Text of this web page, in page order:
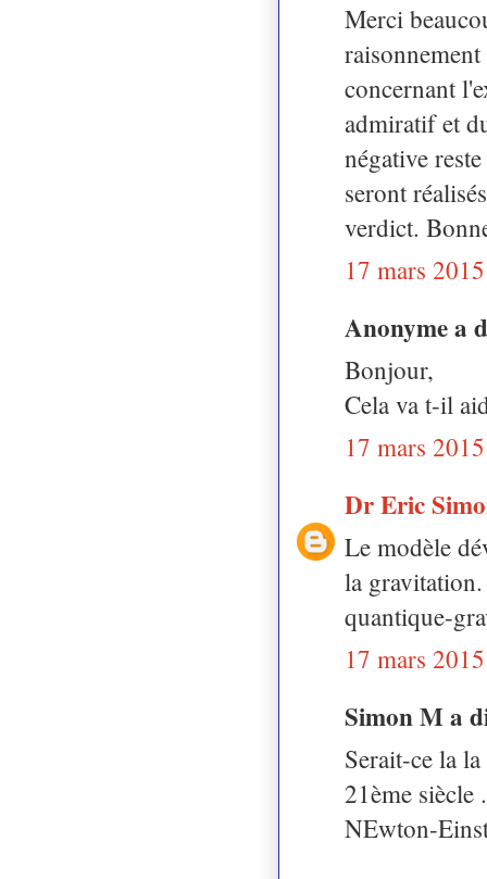
Merci
concernant
admiratif et
négative
seront
verdict.
17 mars
Anonyme a
Bonjour,
Cela va t-il
17 mars
Dr Eric
Le modèle
la
quantique-
17 mars
Simon M a
Serait-ce la
21ème siècle
NEwton-